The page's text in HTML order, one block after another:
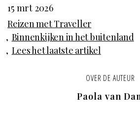
15 mrt 2026
Reizen met Traveller
Binnenkijken in het buitenland
Lees het laatste artikel
OVER DE AUTEUR
Paola van